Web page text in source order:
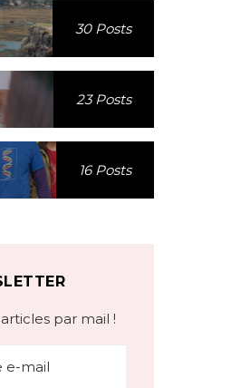
30 Posts
23 Posts
16 Posts
par mail !